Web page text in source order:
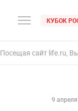
КУБОК
Посещая сайт life.ru,
9